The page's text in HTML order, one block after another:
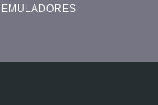
EMULADORES